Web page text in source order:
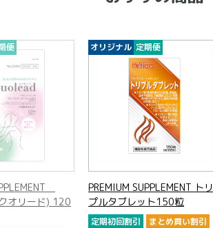
便
オリード) 120
オリジナル 定期便
PREMIUM SUPPLEMENT トリ
プルタブレット150粒
定期初回割引 まとめ買い割引